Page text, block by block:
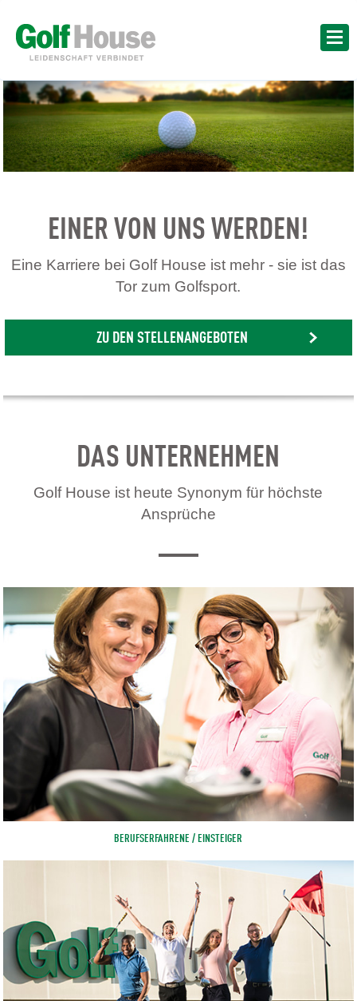
EINER VON UNS WERDEN!
Eine Karriere bei Golf House ist mehr - sie ist das
Tor zum Golfsport.
ZU DEN STELLENANGEBOTEN
DAS UNTERNEHMEN
Golf House ist heute Synonym für höchste
Ansprüche
BERUFSERFAHRENE / EINSTEIGER